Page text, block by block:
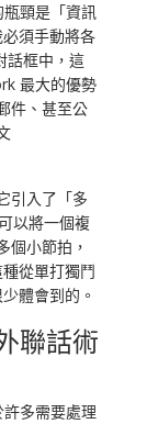
頸是「資訊
須手動將各
話框中，這
最大的優勢
件、甚至公
引入了「多
以將一個複
個小節拍，
從單打獨鬥
體會到的。
聯話術
多需要處理